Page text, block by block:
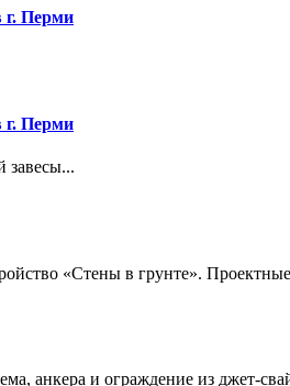
г. Перми
г. Перми
завесы...
«Стены в грунте».
анкера и ограждение из джет-